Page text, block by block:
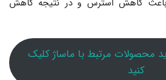
محصولات مرتبط با ماساژ کلیک
کنید